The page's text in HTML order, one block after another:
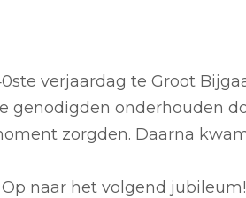
verjaardag te Groot
genodigden onderhouden
zorgden. Daarna
naar het volgend jubileum!